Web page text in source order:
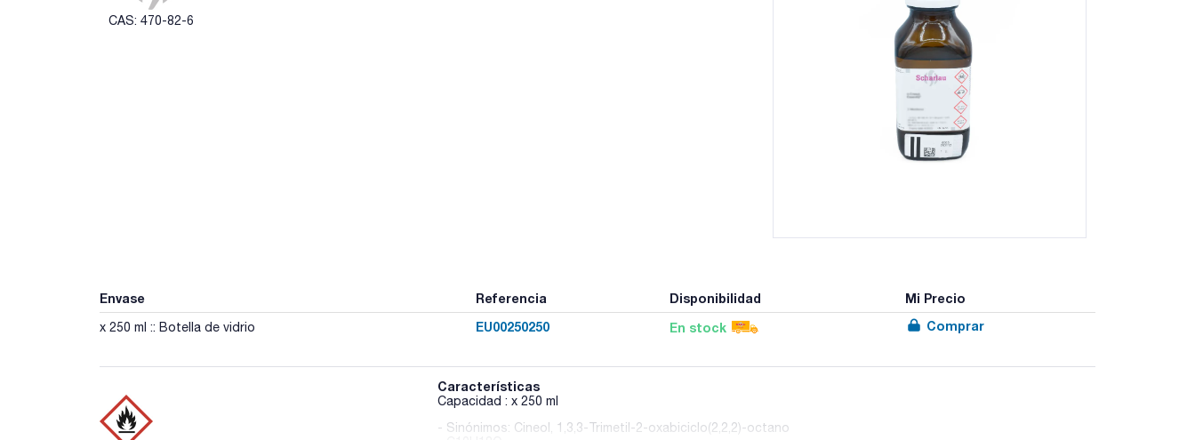
CAS: 470-82-6
Envase Referencia Disponibilidad Mi Precio
x 250 ml :: Botella de vidrio EU00250250 En stock Comprar
Características
Capacidad : x 250 ml
- Sinónimos: Cineol, 1,3,3-Trimetil-2-oxabiciclo(2,2,2)-octano